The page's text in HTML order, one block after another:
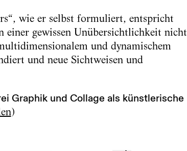
wie er selbst formuliert, entspricht
einer gewissen Unübersichtlichkeit nicht
und dynamischem
und neue Sichtweisen und
Graphik und Collage als künstlerische
)